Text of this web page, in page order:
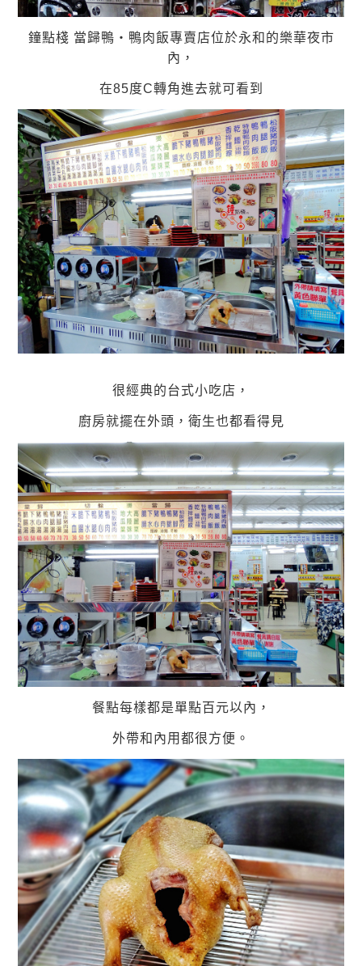
鐘點棧 當歸鴨‧鴨肉飯專賣店位於永和的樂華夜市
內，
在85度C轉角進去就可看到
很經典的台式小吃店，
廚房就擺在外頭，衛生也都看得見
餐點每樣都是單點百元以內，
外帶和內用都很方便。